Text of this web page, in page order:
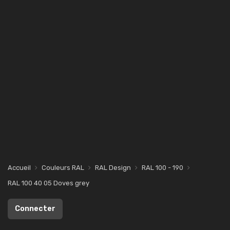
Accueil Couleurs RAL RAL Design
RAL 100 - 190
RAL 100 40 05 Doves grey
Connecter